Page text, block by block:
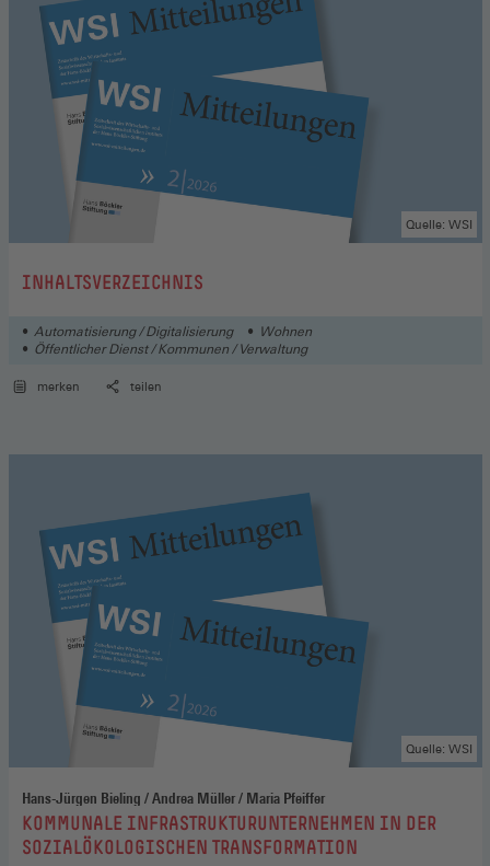
:INHALTSVERZEICHNIS
Quelle: WSI
Automatisierung / Digitalisierung
Wohnen
Öffentlicher Dienst / Kommunen / Verwaltung
merken teilen
Hans-Jürgen Bieling / Andrea Müller / Maria Pfeiffer
:KOMMUNALE INFRASTRUKTURUNTERNEHMEN IN DER
SOZIALÖKOLOGISCHEN TRANSFORMATION
Quelle: WSI